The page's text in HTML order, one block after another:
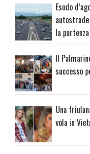
Esodo
la partenza
Il
successo
Una
vola in